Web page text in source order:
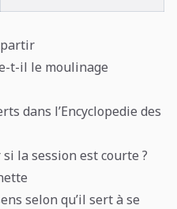
partir
t-il le moulinage
dans l’Encyclopedie des
la session est courte ?
selon qu’il sert à se